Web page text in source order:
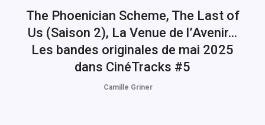
The Phoenician Scheme, The Last of
Us (Saison 2), La Venue de l’Avenir…
Les bandes originales de mai 2025
dans CinéTracks #5
Camille Griner